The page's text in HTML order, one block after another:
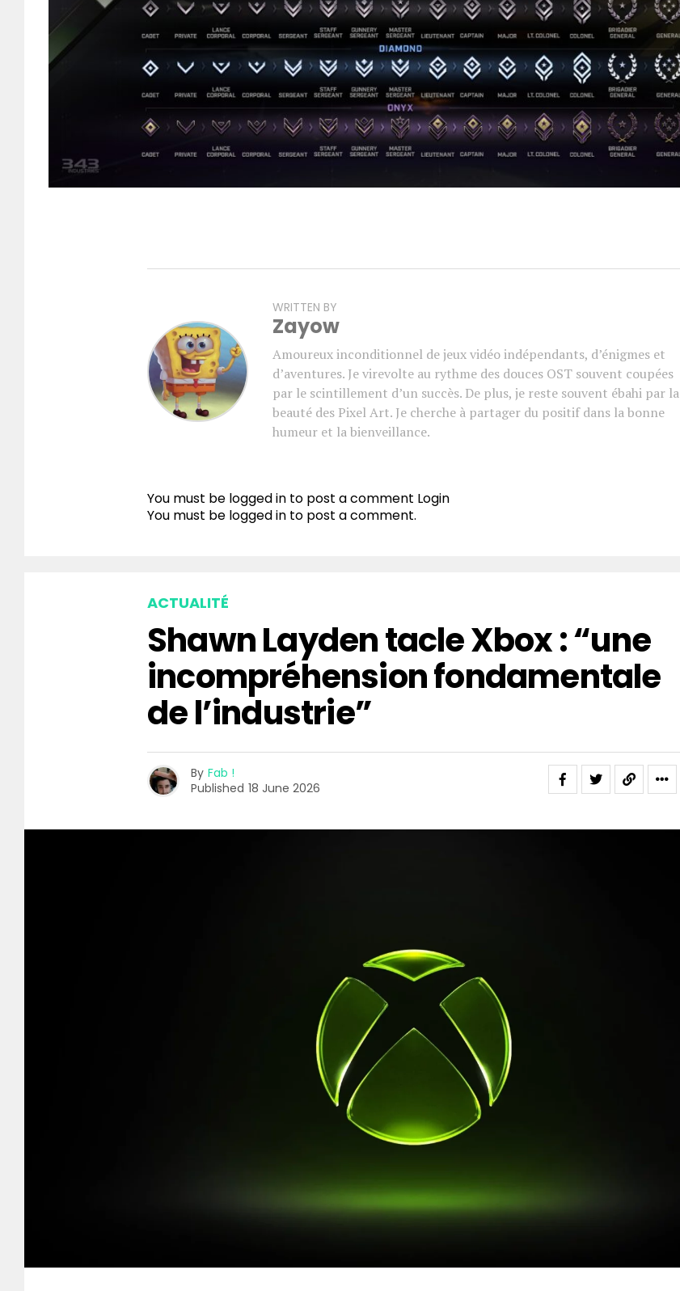
WRITTEN BY
Zayow
Amoureux inconditionnel de jeux vidéo indépendants, d’énigmes et
d’aventures. Je virevolte au rythme des douces OST souvent coupées
par le scintillement d’un succès. De plus, je reste souvent ébahi par la
beauté des Pixel Art. Je cherche à partager du positif dans la bonne
humeur et la bienveillance.
You must be logged in to post a comment Login
You must be logged in to post a comment.
ACTUALITÉ
Shawn Layden tacle Xbox : “une
incompréhension fondamentale
de l’industrie”
By Fab !
Published 18 June 2026